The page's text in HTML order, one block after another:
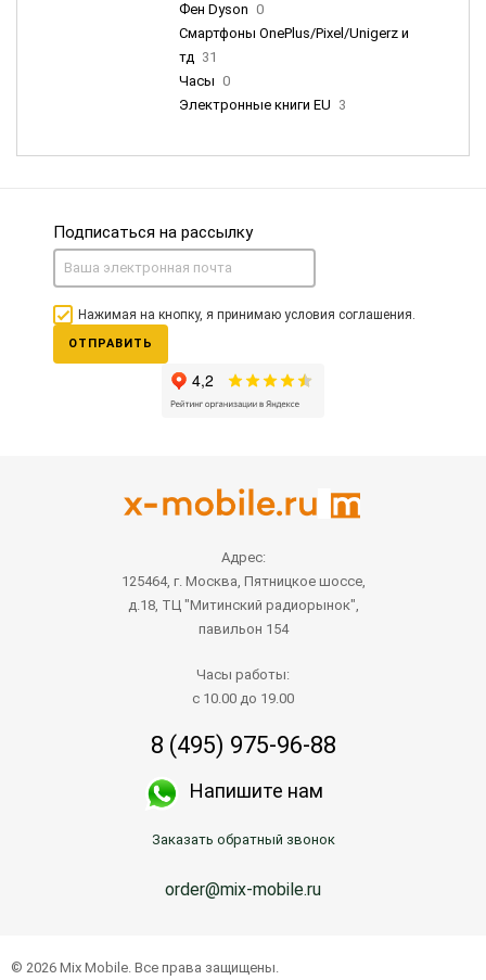
Фен Dyson 0
Смартфоны OnePlus/Pixel/Unigerz и
тд 31
Часы 0
Электронные книги EU 3
Подписаться на рассылку
Нажимая на кнопку, я принимаю условия соглашения.
ОТПРАВИТЬ
Адрес:
125464, г. Москва, Пятницкое шоссе,
д.18, ТЦ "Митинский радиорынок",
павильон 154
Часы работы:
с 10.00 до 19.00
8 (495) 975-96-88
Напишите нам
Заказать обратный звонок
order@mix-mobile.ru
© 2026 Mix Mobile. Все права защищены.